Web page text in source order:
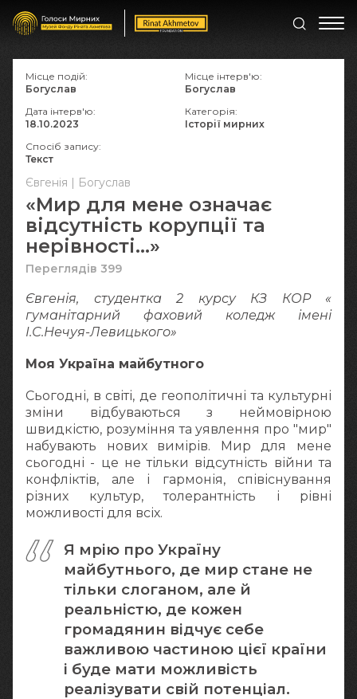
Євгенія | Богуслав
«Мир для мене означає
відсутність корупції та
нерівності...»
Переглядів 399
Євгенія, студентка 2 курсу КЗ КОР «
гуманітарний фаховий коледж імені
І.С.Нечуя-Левицького»
Моя Україна майбутного
Сьогодні, в світі, де геополітичні та культурні
зміни відбуваються з неймовірною
швидкістю, розуміння та уявлення про "мир"
набувають нових вимірів. Мир для мене
сьогодні - це не тільки відсутність війни та
конфліктів, але і гармонія, співіснування
різних культур, толерантність і рівні
можливості для всіх.
Я мрію про Україну
майбутнього, де мир стане не
тільки слоганом, але й
реальністю, де кожен
громадянин відчує себе
важливою частиною цієї країни
і буде мати можливість
реалізувати свій потенціал.
Місце подій:
Богуслав
Місце інтерв'ю:
Богуслав
Дата інтерв'ю:
18.10.2023
Категорія:
Історії мирних
Спосіб запису:
Текст